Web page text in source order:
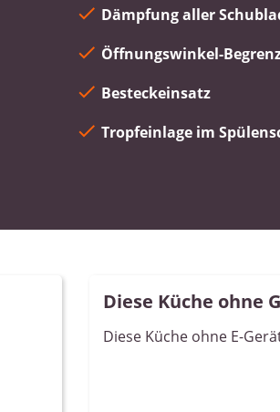
Dämpfung aller
Öffnungswinkel-
Besteckeinsatz
Tropfeinlage im
Diese Küche ohne
Diese Küche ohne E-